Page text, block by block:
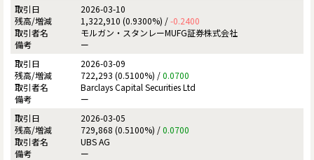
2026-03-10
1,322,910 (0.9300%) /-0.2400
モルガン・スタンレーMUFG証券株式会社
ー
2026-03-09
722,293 (0.5100%) /0.0700
Barclays Capital Securities Ltd
ー
2026-03-05
729,868 (0.5100%) /0.0700
UBS AG
ー